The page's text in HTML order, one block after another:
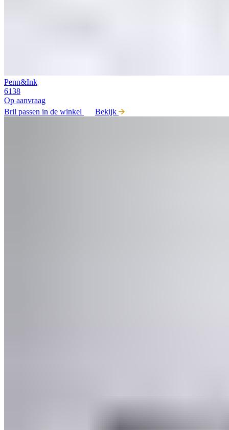
Penn&Ink
6138
Op aanvraag
Bril passen in de winkel
Bekijk